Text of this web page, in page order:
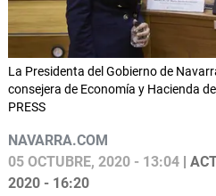
La Presidenta del Gobierno de
consejera de Economía y Hacienda
PRESS
NAVARRA.COM
05 OCTUBRE, 2020 - 13:04 |
2020 - 16:20